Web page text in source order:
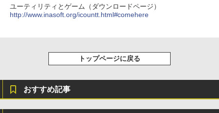
ユーティリティとゲーム（ダウンロードページ）
http://www.inasoft.org/icountt.html#comehere
トップページに戻る
おすすめ記事